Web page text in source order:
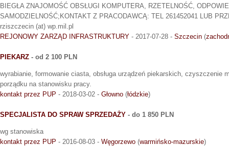
BIEGŁA ZNAJOMOŚĆ OBSŁUGI KOMPUTERA, RZETELNOŚĆ,
SAMODZIELNOŚĆ;KONTAKT Z PRACODAWCĄ: TEL 261452041 LUB
rziszczecin (at) wp.mil.pl
REJONOWY ZARZĄD INFRASTRUKTURY - 2017-07-28 - Szczecin (
PIEKARZ - od 2 100 PLN
wyrabianie, formowanie ciasta, obsługa urządzeń piekarskich, czyszczenie
porządku na stanowisku pracy.
kontakt przez PUP - 2018-03-02 - Głowno (łódzkie)
SPECJALISTA DO SPRAW SPRZEDAŻY - do 1 850 PLN
wg stanowiska
kontakt przez PUP - 2016-08-03 - Węgorzewo (warmińsko-mazurskie)